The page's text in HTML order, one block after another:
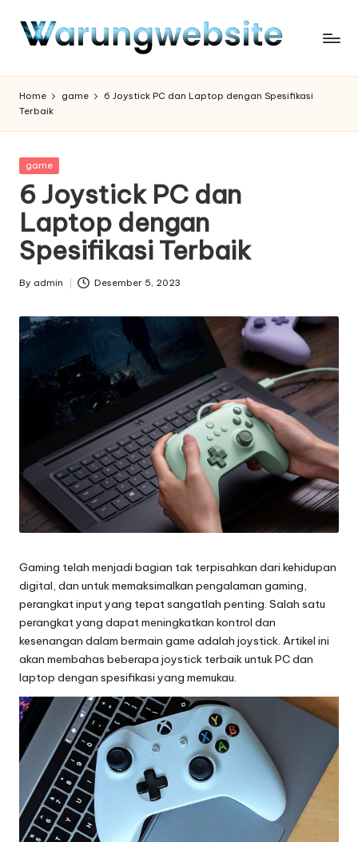
Home game
6 Joystick PC dan Laptop dengan Spesifikasi
Terbaik
Posted
game
6 Joystick PC dan
Laptop dengan
Spesifikasi Terbaik
Posted
By admin Desember 5, 2023
Gaming telah menjadi bagian tak terpisahkan dari kehidupan
digital, dan untuk memaksimalkan pengalaman gaming,
perangkat input yang tepat sangatlah penting. Salah satu
perangkat yang dapat meningkatkan kontrol dan
kesenangan dalam bermain game adalah joystick. Artikel ini
akan membahas beberapa joystick terbaik untuk PC dan
laptop dengan spesifikasi yang memukau.